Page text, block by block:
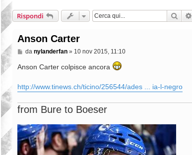
Rispondi Cerca
Anson Carter
M
s
s
g
g
o
da nylanderfan» 10 nov 2015, 11:10
Anson Carter colpisce ancora
http://www.tinews.ch/ticino/256544/ades ... ia-l-negro
from Bure to Boeser